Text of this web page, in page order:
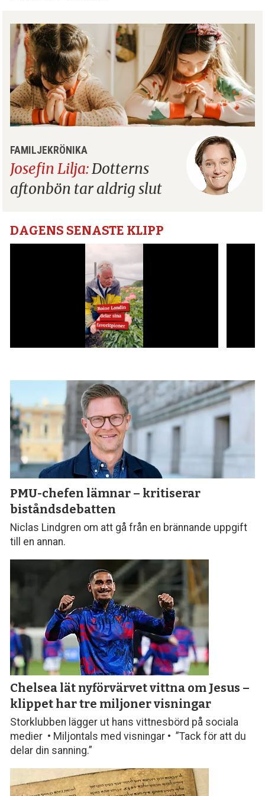
FAMILJEKRÖNIKA
Josefin Lilja:Dotterns
aftonbön tar aldrig slut
DAGENS SENASTE KLIPP
PMU-chefen lämnar – kritiserar
biståndsdebatten
Niclas Lindgren om att gå från en brännande uppgift
till en annan.
Chelsea lät nyförvärvet vittna om Jesus –
klippet har tre miljoner visningar
Storklubben lägger ut hans vittnesbörd på sociala
medier • Miljontals med visningar • ”Tack för att du
delar din sanning.”